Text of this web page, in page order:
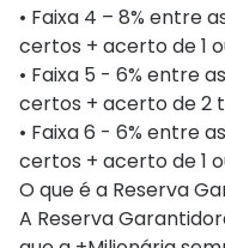
• Faixa 4 – 8% entre
certos + acerto de 1
• Faixa 5 - 6% entre
certos + acerto de 2
• Faixa 6 - 6% entre
certos + acerto de 1
O que é a Reserva
A Reserva